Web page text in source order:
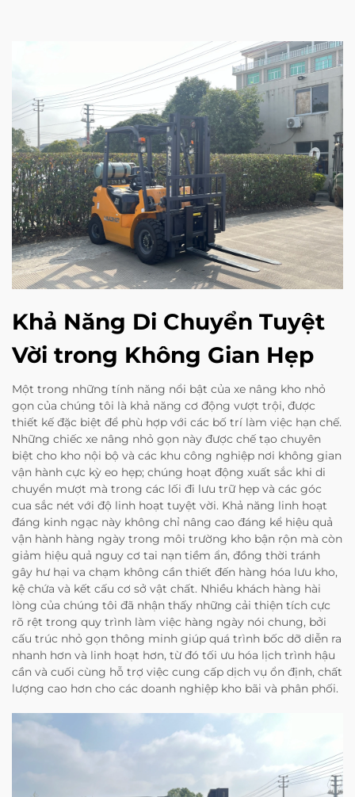
Khả Năng Di Chuyển Tuyệt
Vời trong Không Gian Hẹp
Một trong những tính năng nổi bật của xe nâng kho nhỏ
gọn của chúng tôi là khả năng cơ động vượt trội, được
thiết kế đặc biệt để phù hợp với các bố trí làm việc hạn chế.
Những chiếc xe nâng nhỏ gọn này được chế tạo chuyên
biệt cho kho nội bộ và các khu công nghiệp nơi không gian
vận hành cực kỳ eo hẹp; chúng hoạt động xuất sắc khi di
chuyển mượt mà trong các lối đi lưu trữ hẹp và các góc
cua sắc nét với độ linh hoạt tuyệt vời. Khả năng linh hoạt
đáng kinh ngạc này không chỉ nâng cao đáng kể hiệu quả
vận hành hàng ngày trong môi trường kho bận rộn mà còn
giảm hiệu quả nguy cơ tai nạn tiềm ẩn, đồng thời tránh
gây hư hại va chạm không cần thiết đến hàng hóa lưu kho,
kệ chứa và kết cấu cơ sở vật chất. Nhiều khách hàng hài
lòng của chúng tôi đã nhận thấy những cải thiện tích cực
rõ rệt trong quy trình làm việc hàng ngày nói chung, bởi
cấu trúc nhỏ gọn thông minh giúp quá trình bốc dỡ diễn ra
nhanh hơn và linh hoạt hơn, từ đó tối ưu hóa lịch trình hậu
cần và cuối cùng hỗ trợ việc cung cấp dịch vụ ổn định, chất
lượng cao hơn cho các doanh nghiệp kho bãi và phân phối.